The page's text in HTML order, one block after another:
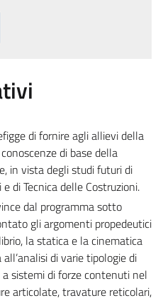
di fornire agli allievi della
di base della
in vista degli studi futuri di
di Tecnica delle Costruzioni.
dal programma sotto
gli argomenti propedeutici
la statica e la cinematica
di varie tipologie di
sistemi di forze contenuti nel
articolate, travature reticolari,